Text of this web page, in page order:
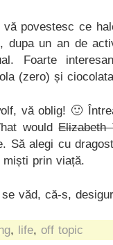
povestesc ce
dupa un an de
Foarte
(zero) și
vă oblig! 🙂
wouldElizabeth
Să alegi cu
prin viață.
văd, că-s,
, life, off topic